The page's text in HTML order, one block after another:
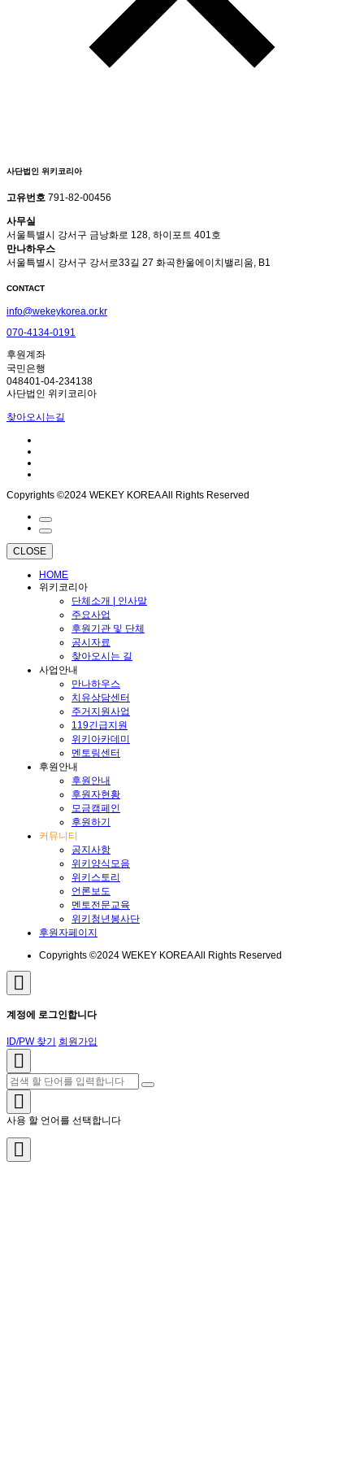
사단법인 위키코리아
고유번호 791-82-00456
사무실
서울특별시 강서구 금낭화로 128, 하이포트 401호
만나하우스
서울특별시 강서구 강서로33길 27 화곡한울에이치밸리움, B1
CONTACT
info@wekeykorea.or.kr
070-4134-0191
후원계좌
국민은행
048401-04-234138
사단법인 위키코리아
찾아오시는길
Copyrights ©2024 WEKEY KOREA All Rights Reserved
CLOSE
HOME
위키코리아
단체소개 | 인사말
주요사업
후원기관 및 단체
공시자료
찾아오시는 길
사업안내
만나하우스
치유상담센터
주거지원사업
119긴급지원
위키아카데미
멘토링센터
후원안내
후원안내
후원자현황
모금캠페인
후원하기
커뮤니티
공지사항
위키양식모음
위키스토리
언론보도
멘토전문교육
위키청년봉사단
후원자페이지
Copyrights ©2024 WEKEY KOREA All Rights Reserved
계정에 로그인합니다
ID/PW 찾기 회원가입
사용 할 언어를 선택합니다